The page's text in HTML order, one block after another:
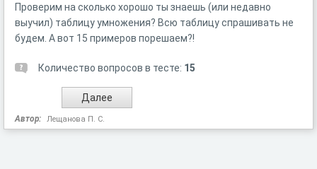
Проверим на сколько хорошо ты знаешь (или недавно
выучил) таблицу умножения? Всю таблицу спрашивать не
будем. А вот 15 примеров порешаем?!
Количество вопросов в тесте: 15
Автор: Лещанова П. С.